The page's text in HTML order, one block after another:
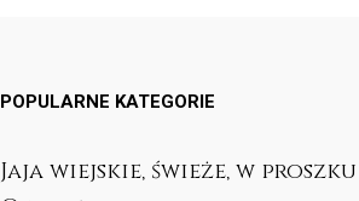
POPULARNE KATEGORIE
Jaja wiejskie, świeże, w proszku